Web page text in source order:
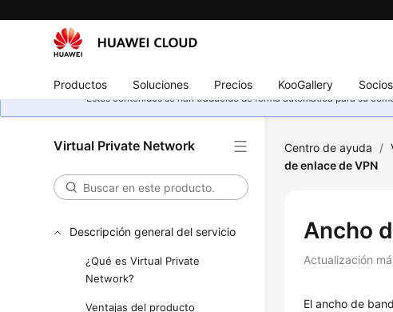
Productos Soluciones Precios KooGallery Socios
Estos contenidos se han traducido de forma automática para su
Virtual Private Network
Descripción general del servicio
¿Qué es Virtual Private
Network?
Ventajas del producto
Centro de ayuda /
de enlace de VPN
Ancho
Actualización
El ancho de